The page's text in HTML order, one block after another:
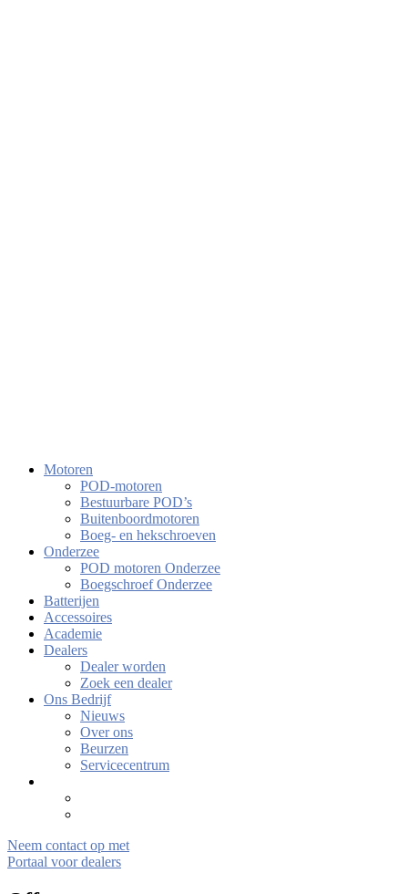
Motoren
POD-motoren
Bestuurbare POD’s
Buitenboordmotoren
Boeg- en hekschroeven
Onderzee
POD motoren Onderzee
Boegschroef Onderzee
Batterijen
Accessoires
Academie
Dealers
Dealer worden
Zoek een dealer
Ons Bedrijf
Nieuws
Over ons
Beurzen
Servicecentrum
Neem contact op met
Portaal voor dealers